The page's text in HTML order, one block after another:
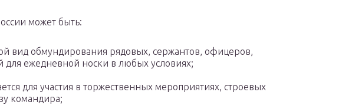
может быть:
вид обмундирования рядовых, сержантов, офицеров,
для ежедневной носки в любых условиях;
для участия в торжественных мероприятиях, строевых
командира;